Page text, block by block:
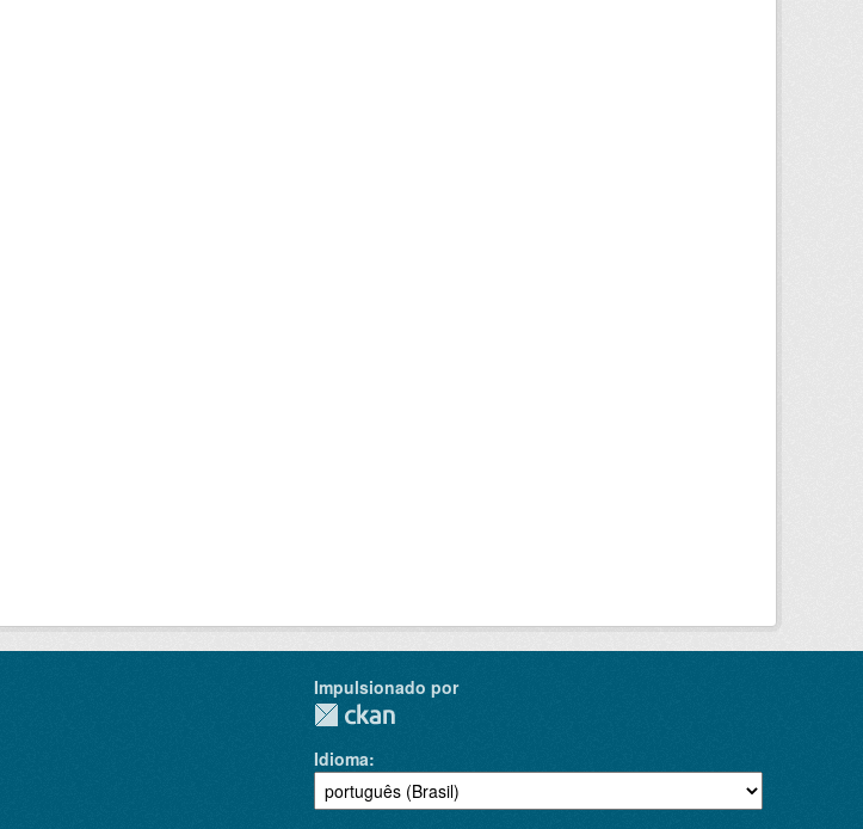
Impulsionado por
Idioma